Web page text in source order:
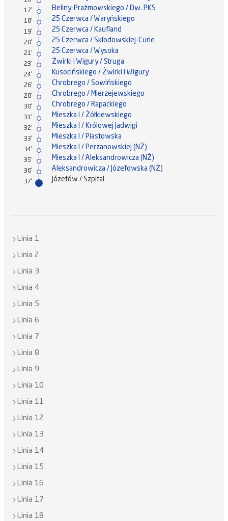
17' Beliny-Prażmowskiego / Dw. PKS
18' 25 Czerwca / Waryńskiego
19' 25 Czerwca / Kaufland
20' 25 Czerwca / Skłodowskiej-Curie
21' 25 Czerwca / Wysoka
23' Żwirki i Wigury / Struga
24' Kusocińskiego / Żwirki i Wigury
26' Chrobrego / Sowińskiego
28' Chrobrego / Mierzejewskiego
30' Chrobrego / Rapackiego
31' Mieszka I / Żółkiewskiego
32' Mieszka I / Królowej Jadwigi
33' Mieszka I / Piastowska
34' Mieszka I / Perzanowskiej (NŻ)
35' Mieszka I / Aleksandrowicza (NŻ)
36' Aleksandrowicza / Józefowska (NŻ)
37' Józefów / Szpital
Linia 1
Linia 2
Linia 3
Linia 4
Linia 5
Linia 6
Linia 7
Linia 8
Linia 9
Linia 10
Linia 11
Linia 12
Linia 13
Linia 14
Linia 15
Linia 16
Linia 17
Linia 18